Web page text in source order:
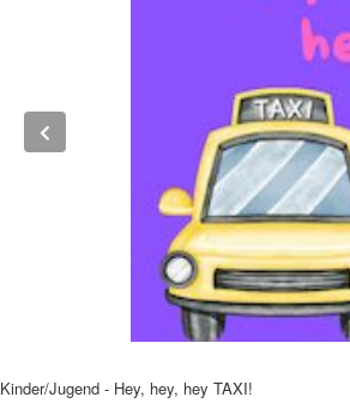
Kinder/Jugend - Hey, hey, hey TAXI!